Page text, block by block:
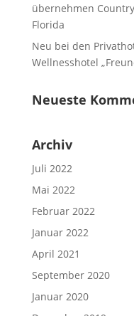
übernehmen
Florida
Neu bei den
Wellnesshotel
Neueste
Archiv
Juli 2022
Mai 2022
Februar 2022
Januar 2022
April 2021
September 2020
Januar 2020